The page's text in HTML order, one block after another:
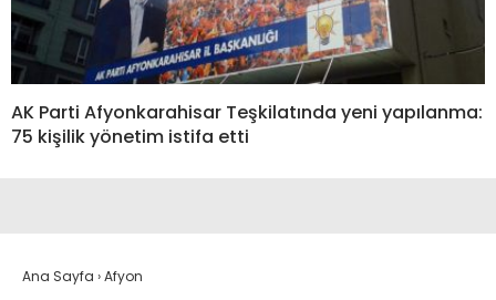
AK Parti Afyonkarahisar Teşkilatında yeni yapılanma:
75 kişilik yönetim istifa etti
Ana Sayfa ›Afyon